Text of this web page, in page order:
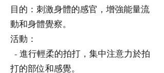
目的：刺激身體的感官，增強能量流
動和身體覺察。
活動：
- 進行輕柔的拍打，集中注意力於拍
打的部位和感覺。